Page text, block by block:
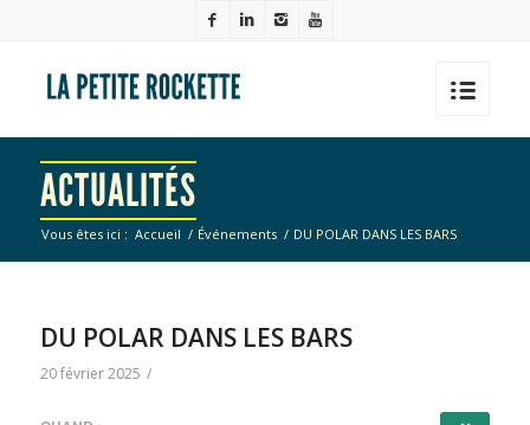
ACTUALITÉS
Vous êtes ici : Accueil / Événements / DU POLAR DANS LES BARS
DU POLAR DANS LES BARS
20 février 2025 /